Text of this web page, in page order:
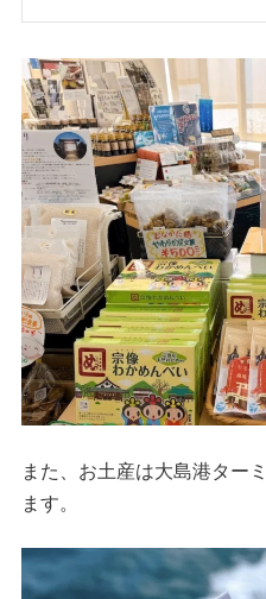
また、お土産は大島港ター
ます。